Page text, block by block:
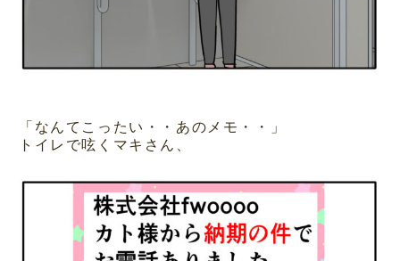
「なんてこったい・・あのメモ・・」
トイレで呟くマキさん、